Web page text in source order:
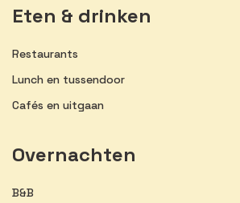
Eten & drinken
Restaurants
Lunch en tussendoor
Cafés en uitgaan
Overnachten
B&B